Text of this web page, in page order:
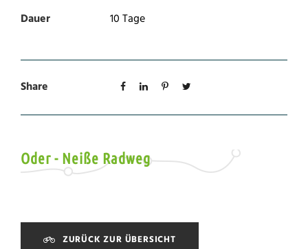
Dauer
10 Tage
Share
Oder - Neiße Radweg
ZURÜCK ZUR ÜBERSICHT